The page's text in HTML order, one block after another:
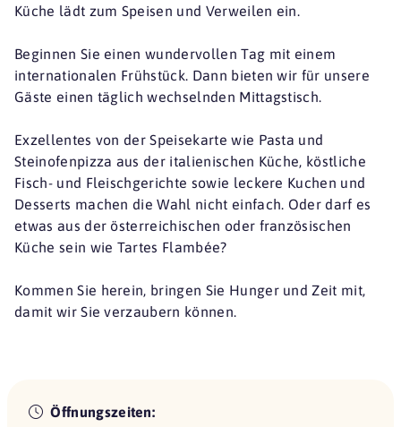
Küche lädt zum Speisen und Verweilen ein.
Beginnen Sie einen wundervollen Tag mit einem
internationalen Frühstück. Dann bieten wir für unsere
Gäste einen täglich wechselnden Mittagstisch.
Exzellentes von der Speisekarte wie Pasta und
Steinofenpizza aus der italienischen Küche, köstliche
Fisch- und Fleischgerichte sowie leckere Kuchen und
Desserts machen die Wahl nicht einfach. Oder darf es
etwas aus der österreichischen oder französischen
Küche sein wie Tartes Flambée?
Kommen Sie herein, bringen Sie Hunger und Zeit mit,
damit wir Sie verzaubern können.
Öffnungszeiten: